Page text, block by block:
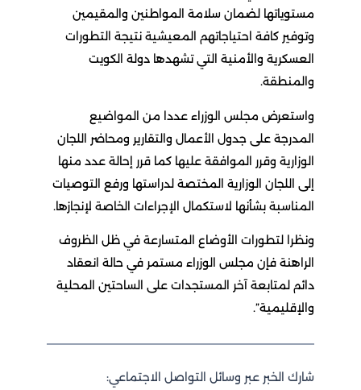
مستوياتها لضمان سلامة المواطنين والمقيمين
وتوفير كافة احتياجاتهم المعيشية نتيجة التطورات
العسكرية والأمنية التي تشهدها دولة الكويت
والمنطقة.
واستعرض مجلس الوزراء عددا من المواضيع
المدرجة على جدول الأعمال والتقارير ومحاضر اللجان
الوزارية وقرر الموافقة عليها كما قرر إحالة عدد منها
إلى اللجان الوزارية المختصة لدراستها ورفع التوصيات
المناسبة بشأنها لاستكمال الإجراءات الخاصة لإنجازها.
ونظرا لتطورات الأوضاع المتسارعة في ظل الظروف
الراهنة فإن مجلس الوزراء مستمر في حالة انعقاد
دائم لمتابعة آخر المستجدات على الساحتين المحلية
والإقليمية”.
شارك الخبر عبر وسائل التواصل الاجتماعي: